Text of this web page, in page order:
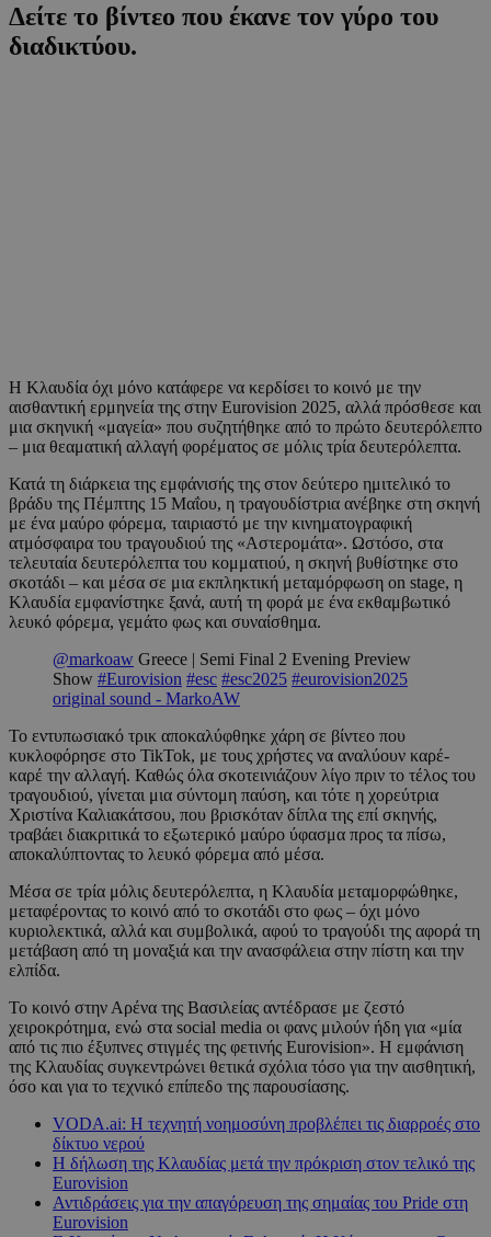
Δείτε το βίντεο που έκανε τον γύρο του
διαδικτύου.
Η Κλαυδία όχι μόνο κατάφερε να κερδίσει το κοινό με την
αισθαντική ερμηνεία της στην Eurovision 2025, αλλά πρόσθεσε και
μια σκηνική «μαγεία» που συζητήθηκε από το πρώτο δευτερόλεπτο
– μια θεαματική αλλαγή φορέματος σε μόλις τρία δευτερόλεπτα.
Κατά τη διάρκεια της εμφάνισής της στον δεύτερο ημιτελικό το
βράδυ της Πέμπτης 15 Μαΐου, η τραγουδίστρια ανέβηκε στη σκηνή
με ένα μαύρο φόρεμα, ταιριαστό με την κινηματογραφική
ατμόσφαιρα του τραγουδιού της «Αστερομάτα». Ωστόσο, στα
τελευταία δευτερόλεπτα του κομματιού, η σκηνή βυθίστηκε στο
σκοτάδι – και μέσα σε μια εκπληκτική μεταμόρφωση on stage, η
Κλαυδία εμφανίστηκε ξανά, αυτή τη φορά με ένα εκθαμβωτικό
λευκό φόρεμα, γεμάτο φως και συναίσθημα.
@markoaw Greece | Semi Final 2 Evening Preview
Show #Eurovision #esc #esc2025 #eurovision2025
original sound - MarkoAW
Το εντυπωσιακό τρικ αποκαλύφθηκε χάρη σε βίντεο που
κυκλοφόρησε στο TikTok, με τους χρήστες να αναλύουν καρέ-
καρέ την αλλαγή. Καθώς όλα σκοτεινιάζουν λίγο πριν το τέλος του
τραγουδιού, γίνεται μια σύντομη παύση, και τότε η χορεύτρια
Χριστίνα Καλιακάτσου, που βρισκόταν δίπλα της επί σκηνής,
τραβάει διακριτικά το εξωτερικό μαύρο ύφασμα προς τα πίσω,
αποκαλύπτοντας το λευκό φόρεμα από μέσα.
Μέσα σε τρία μόλις δευτερόλεπτα, η Κλαυδία μεταμορφώθηκε,
μεταφέροντας το κοινό από το σκοτάδι στο φως – όχι μόνο
κυριολεκτικά, αλλά και συμβολικά, αφού το τραγούδι της αφορά τη
μετάβαση από τη μοναξιά και την ανασφάλεια στην πίστη και την
ελπίδα.
Το κοινό στην Αρένα της Βασιλείας αντέδρασε με ζεστό
χειροκρότημα, ενώ στα social media οι φανς μιλούν ήδη για «μία
από τις πιο έξυπνες στιγμές της φετινής Eurovision». Η εμφάνιση
της Κλαυδίας συγκεντρώνει θετικά σχόλια τόσο για την αισθητική,
όσο και για το τεχνικό επίπεδο της παρουσίασης.
VODA.ai: Η τεχνητή νοημοσύνη προβλέπει τις διαρροές στο
δίκτυο νερού
Η δήλωση της Κλαυδίας μετά την πρόκριση στον τελικό της
Eurovision
Αντιδράσεις για την απαγόρευση της σημαίας του Pride στη
Eurovision